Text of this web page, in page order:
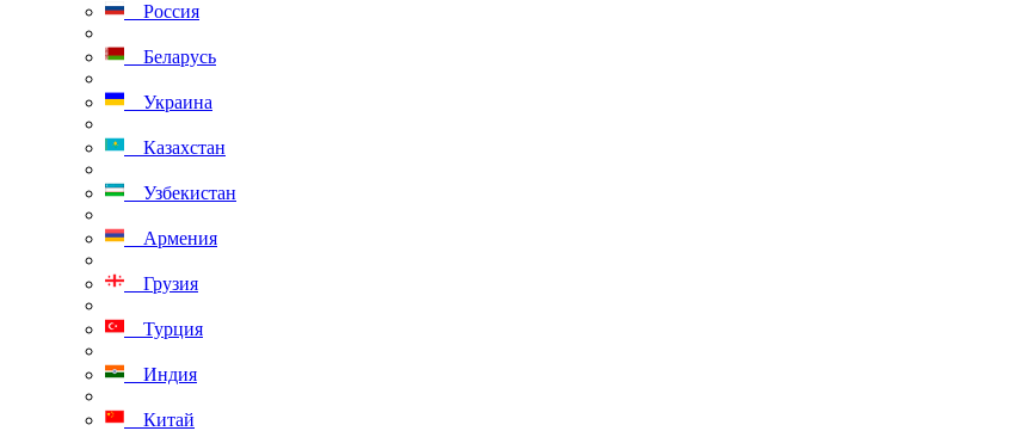
Россия
Беларусь
Украина
Казахстан
Узбекистан
Армения
Грузия
Турция
Индия
Китай